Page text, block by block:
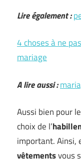
Lire également :
4 choses à ne
mariage
A lire aussi :
Aussi bien pour
choix de l’
important. Ainsi,
vêtementsvous